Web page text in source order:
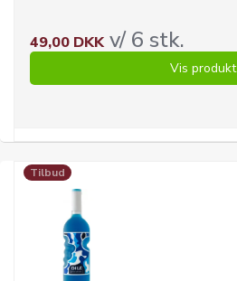
49,00 DKKv/ 6 stk.
Vis produkt
Tilbud